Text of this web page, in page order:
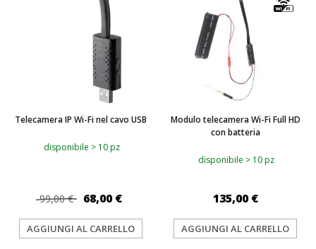
Telecamera IP Wi-Fi nel cavo USB
disponibile > 10 pz
99,00 € 68,00 €
AGGIUNGI AL CARRELLO
Modulo telecamera Wi-Fi Full HD
con batteria
disponibile > 10 pz
135,00 €
AGGIUNGI AL CARRELLO